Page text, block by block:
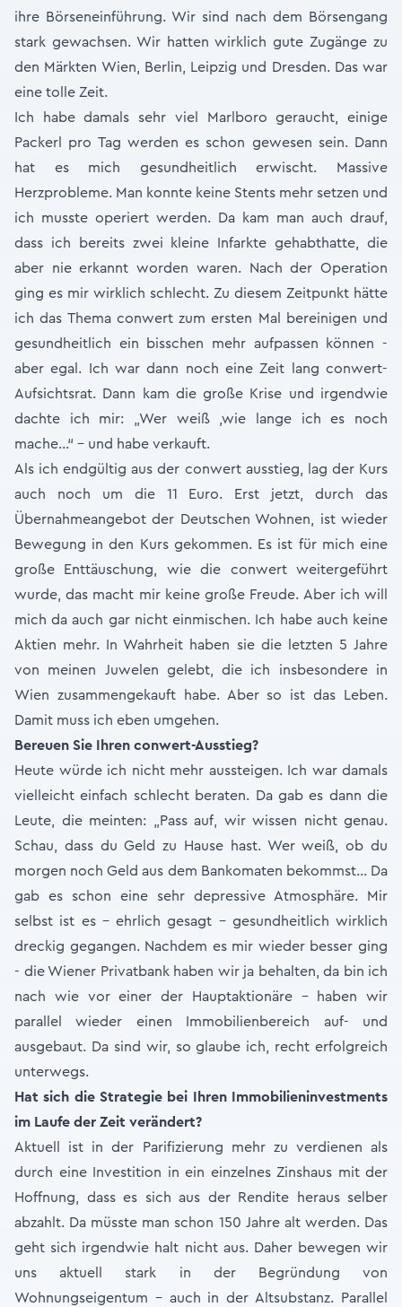
ihre Börseneinführung. Wir sind nach dem Börsengang
stark gewachsen. Wir hatten wirklich gute Zugänge zu
den Märkten Wien, Berlin, Leipzig und Dresden. Das war
eine tolle Zeit.
Ich habe damals sehr viel Marlboro geraucht, einige
Packerl pro Tag werden es schon gewesen sein. Dann
hat es mich gesundheitlich erwischt. Massive
Herzprobleme. Man konnte keine Stents mehr setzen und
ich musste operiert werden. Da kam man auch drauf,
dass ich bereits zwei kleine Infarkte gehabthatte, die
aber nie erkannt worden waren. Nach der Operation
ging es mir wirklich schlecht. Zu diesem Zeitpunkt hätte
ich das Thema conwert zum ersten Mal bereinigen und
gesundheitlich ein bisschen mehr aufpassen können -
aber egal. Ich war dann noch eine Zeit lang conwert-
Aufsichtsrat. Dann kam die große Krise und irgendwie
dachte ich mir: „Wer weiß ,wie lange ich es noch
mache...“ - und habe verkauft.
Als ich endgültig aus der conwert ausstieg, lag der Kurs
auch noch um die 11 Euro. Erst jetzt, durch das
Übernahmeangebot der Deutschen Wohnen, ist wieder
Bewegung in den Kurs gekommen. Es ist für mich eine
große Enttäuschung, wie die conwert weitergeführt
wurde, das macht mir keine große Freude. Aber ich will
mich da auch gar nicht einmischen. Ich habe auch keine
Aktien mehr. In Wahrheit haben sie die letzten 5 Jahre
von meinen Juwelen gelebt, die ich insbesondere in
Wien zusammengekauft habe. Aber so ist das Leben.
Damit muss ich eben umgehen.
Bereuen Sie Ihren conwert-Ausstieg?
Heute würde ich nicht mehr aussteigen. Ich war damals
vielleicht einfach schlecht beraten. Da gab es dann die
Leute, die meinten: „Pass auf, wir wissen nicht genau.
Schau, dass du Geld zu Hause hast. Wer weiß, ob du
morgen noch Geld aus dem Bankomaten bekommst... Da
gab es schon eine sehr depressive Atmosphäre. Mir
selbst ist es - ehrlich gesagt - gesundheitlich wirklich
dreckig gegangen. Nachdem es mir wieder besser ging
- die Wiener Privatbank haben wir ja behalten, da bin ich
nach wie vor einer der Hauptaktionäre – haben wir
parallel wieder einen Immobilienbereich auf- und
ausgebaut. Da sind wir, so glaube ich, recht erfolgreich
unterwegs.
Hat sich die Strategie bei Ihren Immobilieninvestments
im Laufe der Zeit verändert?
Aktuell ist in der Parifizierung mehr zu verdienen als
durch eine Investition in ein einzelnes Zinshaus mit der
Hoffnung, dass es sich aus der Rendite heraus selber
abzahlt. Da müsste man schon 150 Jahre alt werden. Das
geht sich irgendwie halt nicht aus. Daher bewegen wir
uns aktuell stark in der Begründung von
Wohnungseigentum - auch in der Altsubstanz. Parallel